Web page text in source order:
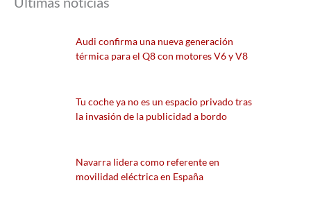
Audi confirma una nueva generación
térmica para el Q8 con motores V6 y V8
Tu coche ya no es un espacio privado tras
la invasión de la publicidad a bordo
Navarra lidera como referente en
movilidad eléctrica en España